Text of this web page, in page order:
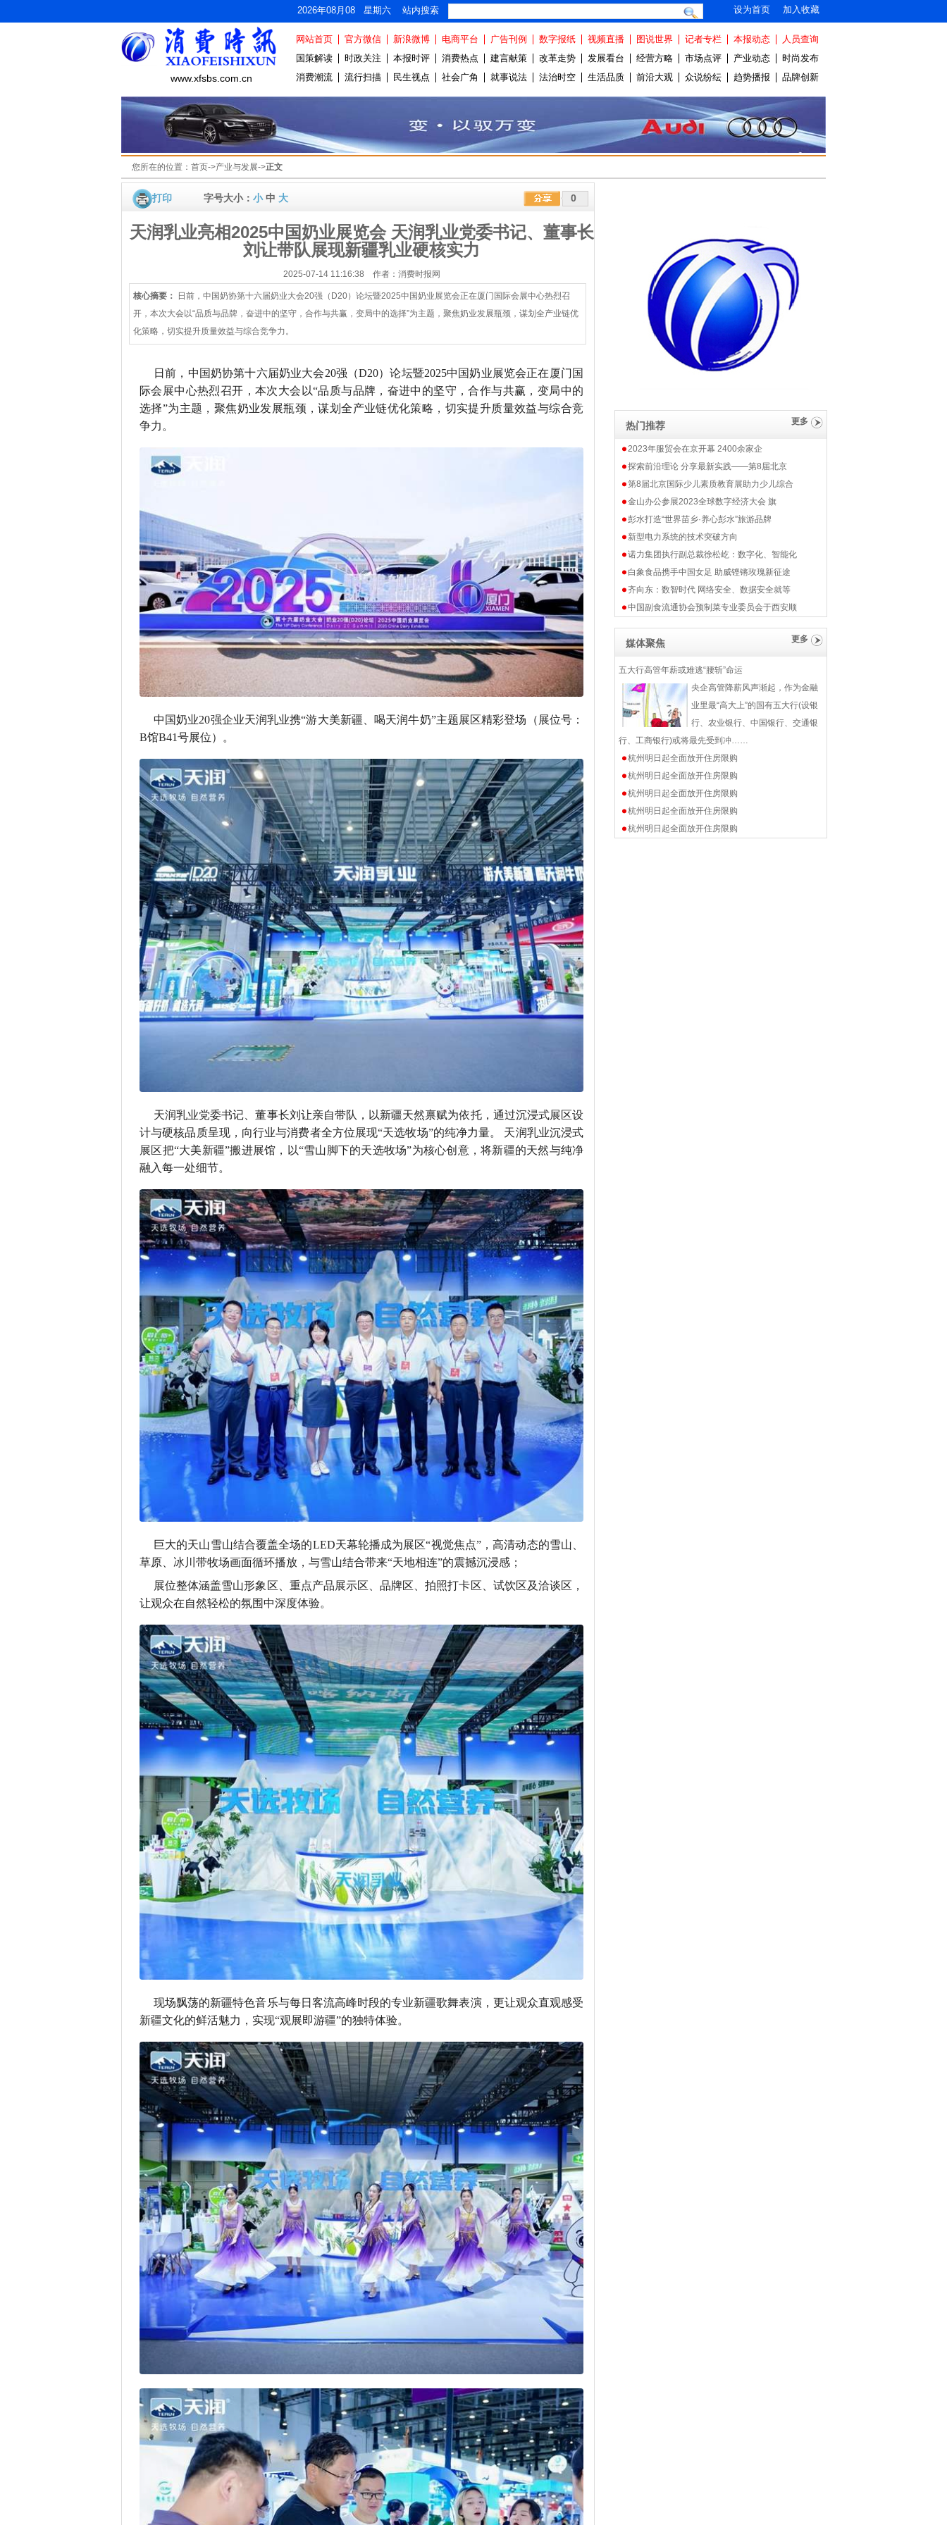
2026年08月08 星期六 站内搜索 加入收藏
设为首页
www.xfsbs.com.cn
网站首页 官方微信 新浪微博 电商平台 广告刊例 数字报纸 视频直播 图说世界 记者专栏 本报动态
人员查询
国策解读
时政关注 本报时评 消费热点 建言献策 改革走势 发展看台 经营方略 市场点评 产业动态
时尚发布
消费潮流
流行扫描 民生视点 社会广角 就事说法 法治时空 生活品质 前沿大观 众说纷纭 趋势播报 品牌创新
您所在的位置： 首页->产业与发展->正文
打印 字号大小： 小中 大 0
天润乳业亮相2025中国奶业展览会 天润乳业党委书记、董事长
刘让带队展现新疆乳业硬核实力
2025-07-14 11:16:38 作者：消费时报网
核心摘要：
日前，中国奶协第十六届奶业大会20强（D20）论坛暨2025中国奶业展览会正在厦门国际会展中心热烈召
开，本次大会以“品质与品牌，奋进中的坚守，合作与共赢，变局中的选择”为主题，聚焦奶业发展瓶颈，谋划全产业链优
化策略，切实提升质量效益与综合竞争力。
日前，中国奶协第十六届奶业大会20强（D20）论坛暨2025中国奶业展览会正在厦门国
际会展中心热烈召开，本次大会以“品质与品牌，奋进中的坚守，合作与共赢，变局中的
选择”为主题，聚焦奶业发展瓶颈，谋划全产业链优化策略，切实提升质量效益与综合竞
争力。
中国奶业20强企业天润乳业携“游大美新疆、喝天润牛奶”主题展区精彩登场（展位号：
B馆B41号展位）。
天润乳业党委书记、董事长刘让亲自带队，以新疆天然禀赋为依托，通过沉浸式展区设
计与硬核品质呈现，向行业与消费者全方位展现“天选牧场”的纯净力量。 天润乳业沉浸式
展区把“大美新疆”搬进展馆，以“雪山脚下的天选牧场”为核心创意，将新疆的天然与纯净
融入每一处细节。
巨大的天山雪山结合覆盖全场的LED天幕轮播成为展区“视觉焦点”，高清动态的雪山、
草原、冰川带牧场画面循环播放，与雪山结合带来“天地相连”的震撼沉浸感；
展位整体涵盖雪山形象区、重点产品展示区、品牌区、拍照打卡区、试饮区及洽谈区，
让观众在自然轻松的氛围中深度体验。
现场飘荡的新疆特色音乐与每日客流高峰时段的专业新疆歌舞表演，更让观众直观感受
新疆文化的鲜活魅力，实现“观展即游疆”的独特体验。
热门推荐 更多
2023年服贸会在京开幕 2400余家企
探索前沿理论 分享最新实践——第8届北京
第8届北京国际少儿素质教育展助力少儿综合
金山办公参展2023全球数字经济大会 旗
彭水打造“世界苗乡·养心彭水”旅游品牌
新型电力系统的技术突破方向
诺力集团执行副总裁徐松屹：数字化、智能化
白象食品携手中国女足 助威铿锵玫瑰新征途
齐向东：数智时代 网络安全、数据安全就等
中国副食流通协会预制菜专业委员会于西安顺
媒体聚焦 更多
五大行高管年薪或难逃“腰斩”命运
央企高管降薪风声渐起，作为金融
业里最“高大上”的国有五大行(设银
行、农业银行、中国银行、交通银
行、工商银行)或将最先受到冲……
杭州明日起全面放开住房限购
杭州明日起全面放开住房限购
杭州明日起全面放开住房限购
杭州明日起全面放开住房限购
杭州明日起全面放开住房限购